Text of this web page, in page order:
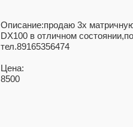
Описание:продаю 3х
DX100 в отличном
тел.89165356474
Цена:
8500